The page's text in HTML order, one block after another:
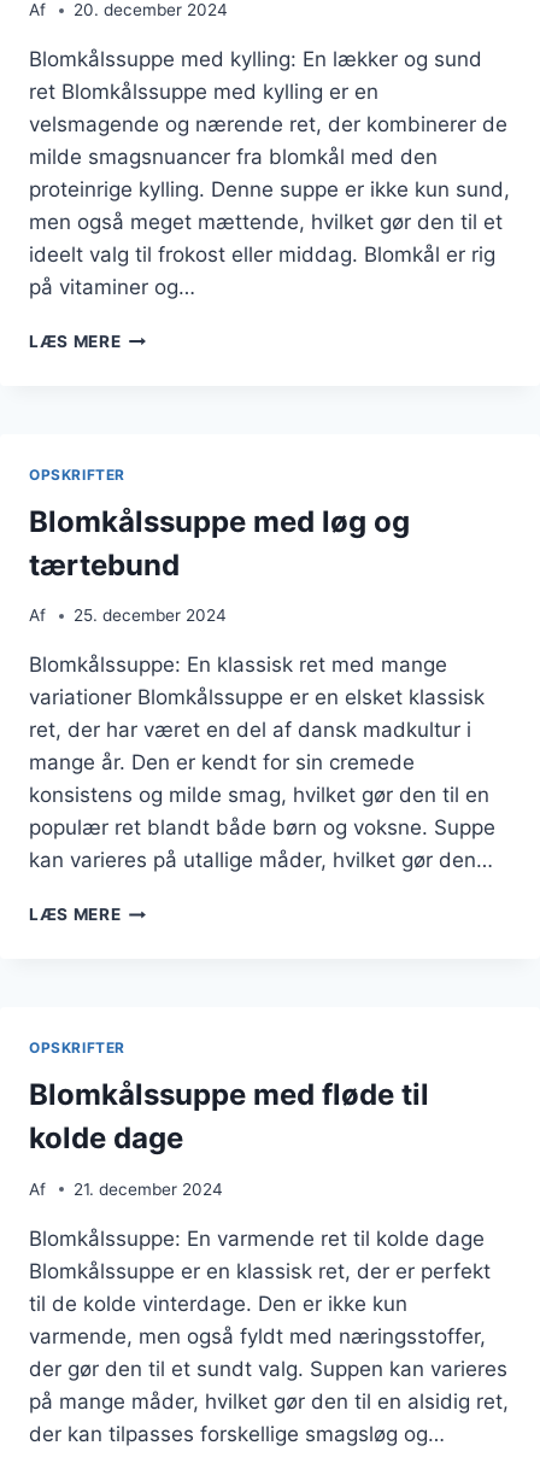
Af 20. december 2024
Blomkålssuppe med kylling: En lækker og sund
ret Blomkålssuppe med kylling er en
velsmagende og nærende ret, der kombinerer de
milde smagsnuancer fra blomkål med den
proteinrige kylling. Denne suppe er ikke kun sund,
men også meget mættende, hvilket gør den til et
ideelt valg til frokost eller middag. Blomkål er rig
på vitaminer og…
LÆS MEREBLOMKÅLSSUPPE
OPSKRIFTER
Blomkålssuppe med løg og
tærtebund
Af 25. december 2024
Blomkålssuppe: En klassisk ret med mange
variationer Blomkålssuppe er en elsket klassisk
ret, der har været en del af dansk madkultur i
mange år. Den er kendt for sin cremede
konsistens og milde smag, hvilket gør den til en
populær ret blandt både børn og voksne. Suppe
kan varieres på utallige måder, hvilket gør den…
LÆS MEREBLOMKÅLSSUPPE
OPSKRIFTER
Blomkålssuppe med fløde til
kolde dage
Af 21. december 2024
Blomkålssuppe: En varmende ret til kolde dage
Blomkålssuppe er en klassisk ret, der er perfekt
til de kolde vinterdage. Den er ikke kun
varmende, men også fyldt med næringsstoffer,
der gør den til et sundt valg. Suppen kan varieres
på mange måder, hvilket gør den til en alsidig ret,
der kan tilpasses forskellige smagsløg og…